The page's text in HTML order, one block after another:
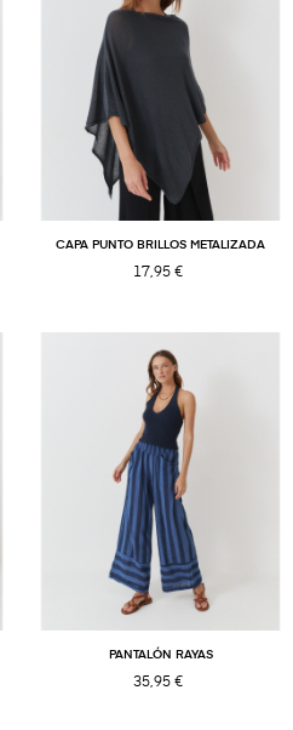
CAPA PUNTO BRILLOS METALIZADA
17,95 €
PANTALÓN RAYAS
35,95 €